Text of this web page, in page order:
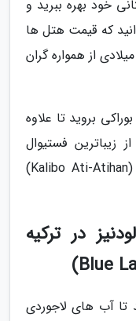
خود بهره ببرید و
که قیمت هتل ها
از همواره گران
بروید تا علاوه
هوای 25 درجه، از زیباترین فستیوال
فیلیپین یعنی کالیبو آینده آیندههان (Kalibo Ati-Atihan)
در ترکیه
تا آب های لاجوردی